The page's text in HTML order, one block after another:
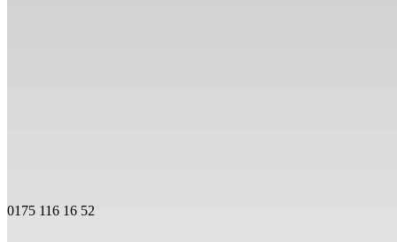
0175 116 16 52